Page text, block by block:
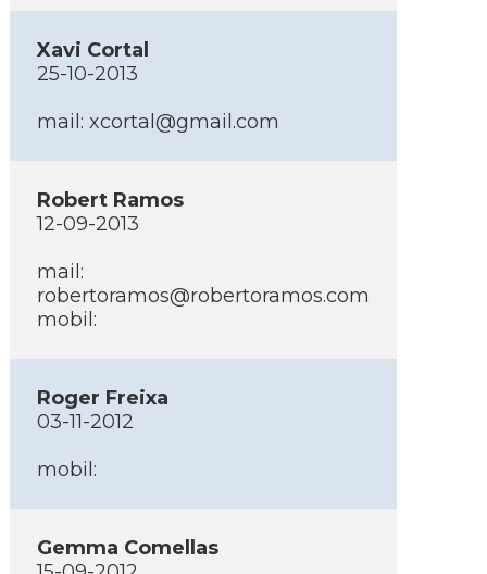
Xavi Cortal
25-10-2013
mail: xcortal@gmail.com
Robert Ramos
12-09-2013
mail:
robertoramos@robertoramos.com
mobil:
Roger Freixa
03-11-2012
mobil:
Gemma Comellas